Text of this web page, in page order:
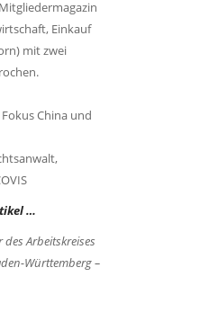
Einkauf
mit zwei
China und
…
Arbeitskreises
Württemberg –